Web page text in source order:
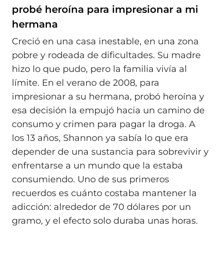
probé heroína para impresionar a mi
hermana
Creció en una casa inestable, en una zona
pobre y rodeada de dificultades. Su madre
hizo lo que pudo, pero la familia vivía al
límite. En el verano de 2008, para
impresionar a su hermana, probó heroína y
esa decisión la empujó hacia un camino de
consumo y crimen para pagar la droga. A
los 13 años, Shannon ya sabía lo que era
depender de una sustancia para sobrevivir y
enfrentarse a un mundo que la estaba
consumiendo. Uno de sus primeros
recuerdos es cuánto costaba mantener la
adicción: alrededor de 70 dólares por un
gramo, y el efecto solo duraba unas horas.